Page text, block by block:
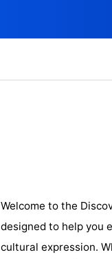
Welcome to the
designed to help you
cultural expression.